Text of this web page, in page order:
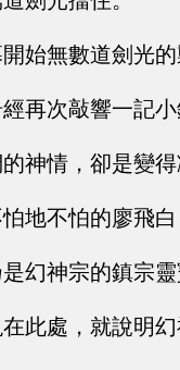
始無數道劍光
再次敲響一記
神情，卻是變
地不怕的廖飛
幻神宗的鎮宗
此處，就說明